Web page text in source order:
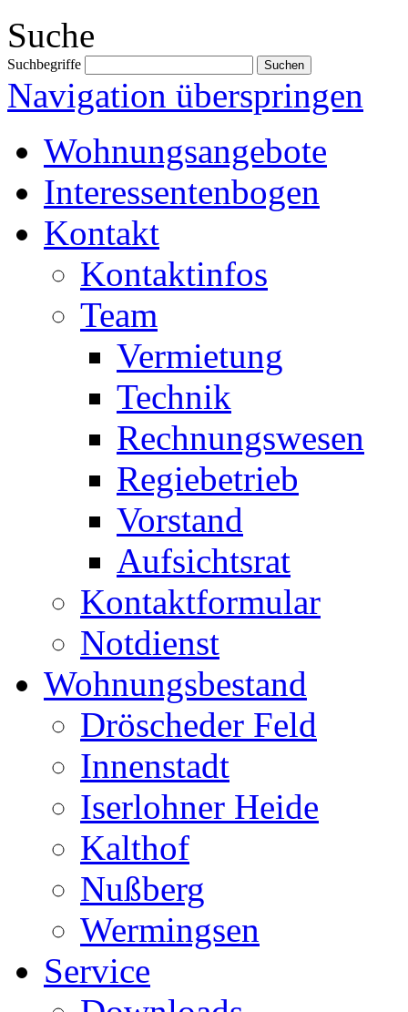
Suche
Suchbegriffe
Navigation überspringen
Wohnungsangebote
Interessentenbogen
Kontakt
Kontaktinfos
Team
Vermietung
Technik
Rechnungswesen
Regiebetrieb
Vorstand
Aufsichtsrat
Kontaktformular
Notdienst
Wohnungsbestand
Dröscheder Feld
Innenstadt
Iserlohner Heide
Kalthof
Nußberg
Wermingsen
Service